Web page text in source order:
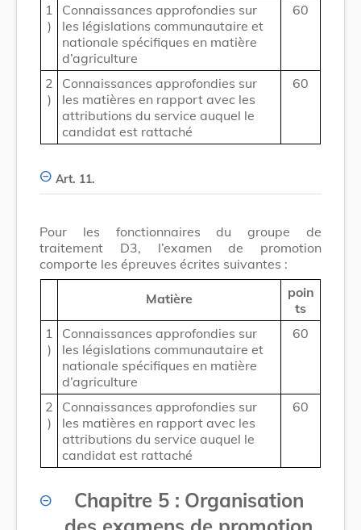
1
)
Connaissances approfondies sur
les législations communautaire et
nationale spécifiques en matière
d’agriculture
60
2
)
Connaissances approfondies sur
les matières en rapport avec les
attributions du service auquel le
candidat est rattaché
60
Art. 11.
Pour les fonctionnaires du groupe de
traitement D3, l’examen de promotion
comporte les épreuves écrites suivantes :
Matière
poin
ts
1
)
Connaissances approfondies sur
les législations communautaire et
nationale spécifiques en matière
d’agriculture
60
2
)
Connaissances approfondies sur
les matières en rapport avec les
attributions du service auquel le
candidat est rattaché
60
Chapitre 5 : Organisation